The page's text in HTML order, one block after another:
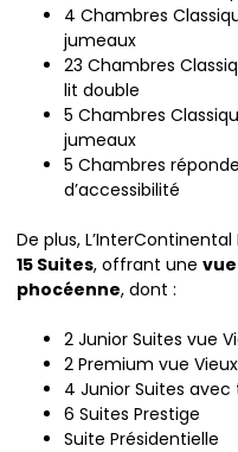
4 Chambres
jumeaux
23 Chambres
lit double
5 Chambres
jumeaux
5 Chambres
d’accessibilité
De plus,
15 Suites, offrant une
phocéenne, dont :
2 Junior Suites vue
2 Premium vue
4 Junior Suites avec
6 Suites Prestige
Suite Présidentielle